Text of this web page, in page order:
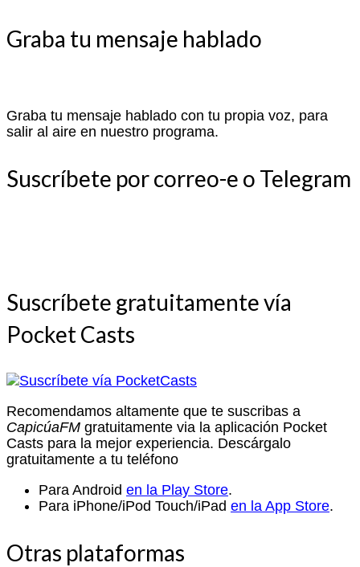
Graba tu mensaje hablado
Graba tu mensaje hablado con tu propia voz, para
salir al aire en nuestro programa.
Suscríbete por correo-e o Telegram
Suscríbete gratuitamente vía
Pocket Casts
Recomendamos altamente que te suscribas a
CapicúaFM gratuitamente via la aplicación Pocket
Casts para la mejor experiencia. Descárgalo
gratuitamente a tu teléfono
Para Android en la Play Store.
Para iPhone/iPod Touch/iPad en la App Store.
Otras plataformas